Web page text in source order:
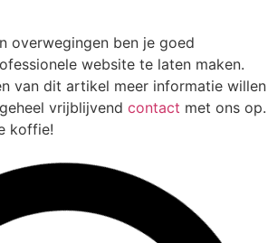
overwegingen ben je goed
website te laten maken.
van dit artikel meer informatie willen
vrijblijvend contact met ons op.
koffie!